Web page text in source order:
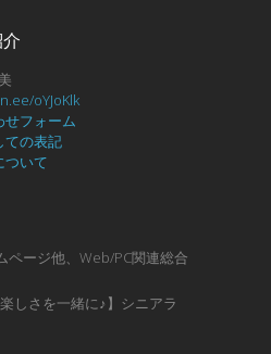
oYJoKlk
せフォーム
ての表記
ついて
ページ他、Web/PC関連総合
しさを一緒に♪】シニアラ